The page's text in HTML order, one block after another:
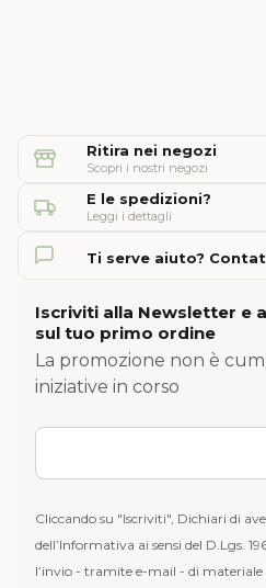
Ritira nei negozi
Scopri i nostri negozi
E le spedizioni?
Leggi i dettagli
Ti serve aiuto?
Iscriviti alla Newsletter e
sul tuo primo ordine
La promozione non è
iniziative in corso
Cliccando su "Iscriviti", Dichiari di
dell’Informativa ai sensi del D.Lgs.
l’invio - tramite e-mail - di